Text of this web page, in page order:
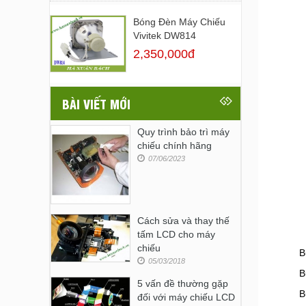
Bóng Đèn Máy Chiếu
Vivitek DW814
2,350,000đ
BÀI VIẾT MỚI
Quy trình bảo trì máy
chiếu chính hãng
07/06/2023
Cách sửa và thay thế
tấm LCD cho máy
chiếu
05/03/2018
5 vấn đề thường gặp
đối với máy chiếu LCD